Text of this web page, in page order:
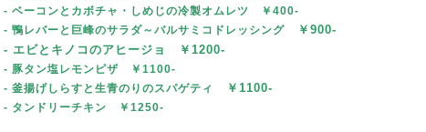
- ベーコンとカボチャ・しめじの冷製オムレツ ￥400-
- 鴨レバーと巨峰のサラダ～バルサミコドレッシング ￥900-
- エビとキノコのアヒージョ ￥1200-
- 豚タン塩レモンピザ ￥1100-
- 釜揚げしらすと生青のりのスパゲティ
￥1100-
- タンドリーチキン ￥1250-